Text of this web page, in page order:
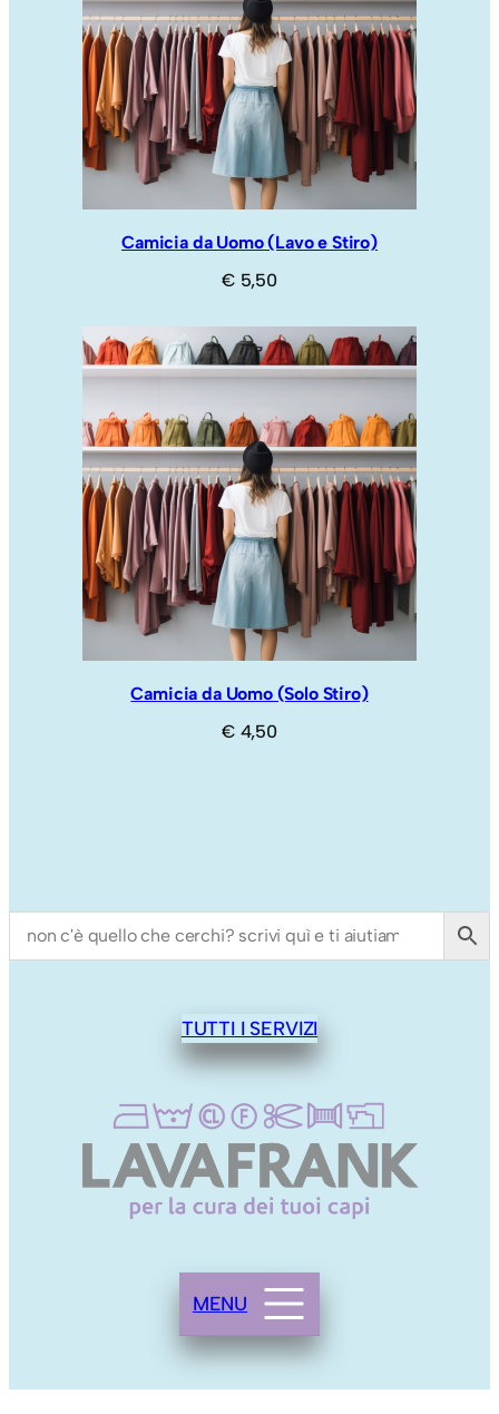
Camicia da Uomo (Lavo e Stiro)
€ 5,50
Camicia da Uomo (Solo Stiro)
€ 4,50
TUTTI I SERVIZI
MENU